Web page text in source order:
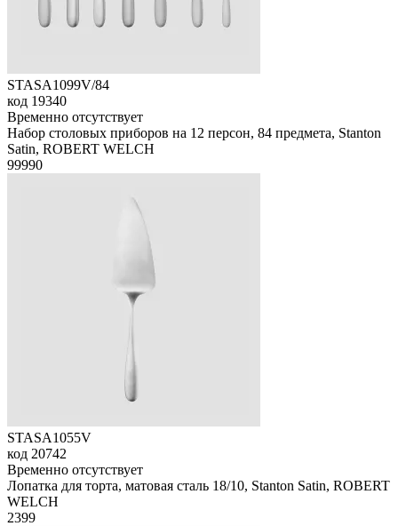
STASA1099V/84
код 19340
Временно отсутствует
Набор столовых приборов на 12 персон, 84 предмета, Stanton
Satin, ROBERT WELCH
99990
STASA1055V
код 20742
Временно отсутствует
Лопатка для торта, матовая сталь 18/10, Stanton Satin, ROBERT
WELCH
2399